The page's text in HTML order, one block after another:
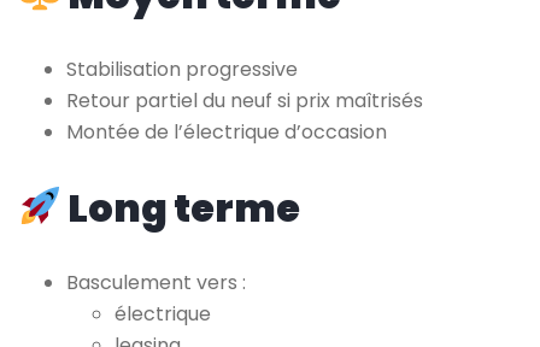
Stabilisation progressive
Retour partiel du neuf si prix maîtrisés
Montée de l’électrique d’occasion
Long terme
Basculement vers :
électrique